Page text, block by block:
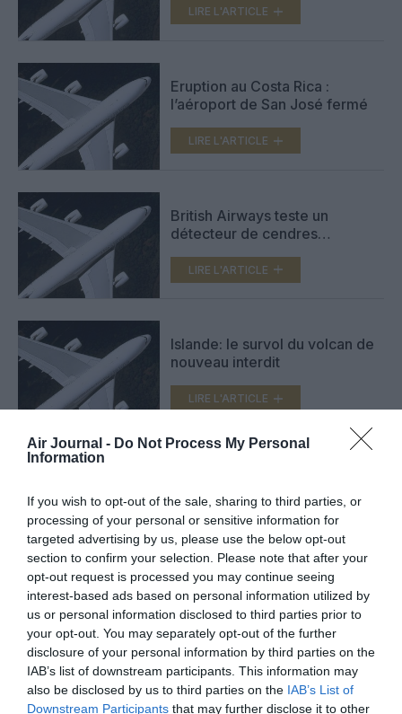
Air Journal - Do Not Process My Personal
Information
If you wish to opt-out of the sale, sharing to third parties, or
processing of your personal or sensitive information for
targeted advertising by us, please use the below opt-out
section to confirm your selection. Please note that after your
opt-out request is processed you may continue seeing
interest-based ads based on personal information utilized by
us or personal information disclosed to third parties prior to
your opt-out. You may separately opt-out of the further
disclosure of your personal information by third parties on the
IAB’s list of downstream participants. This information may
also be disclosed by us to third parties on the IAB’s List of
Downstream Participants that may further disclose it to other
LIRE L'ARTICLE
Eruption au Costa Rica :
l’aéroport de San José fermé
LIRE L'ARTICLE
British Airways teste un
détecteur de cendres
LIRE L'ARTICLE
Islande: le survol du volcan de
nouveau interdit
LIRE L'ARTICLE
cendres volcaniques
LIRE L'ARTICLE
VOIR PLUS D'ARTICLES
FAIRE UN DON